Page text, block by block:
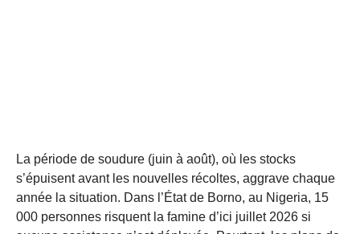
La période de soudure (juin à août), où les stocks
s’épuisent avant les nouvelles récoltes, aggrave chaque
année la situation. Dans l’État de Borno, au Nigeria, 15
000 personnes risquent la famine d’ici juillet 2026 si